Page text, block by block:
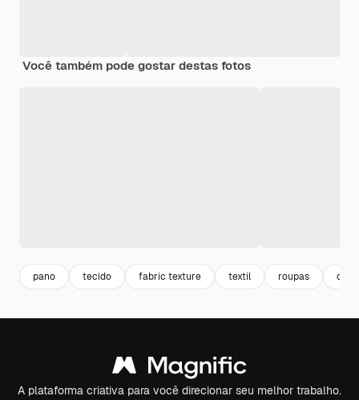
Você também pode gostar destas fotos
pano tecido fabric texture textil roupas
A plataforma criativa para você direcionar seu melhor trabalho.